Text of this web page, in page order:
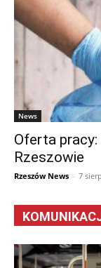
News
Oferta
Rzeszowie
Rzeszów News - 7